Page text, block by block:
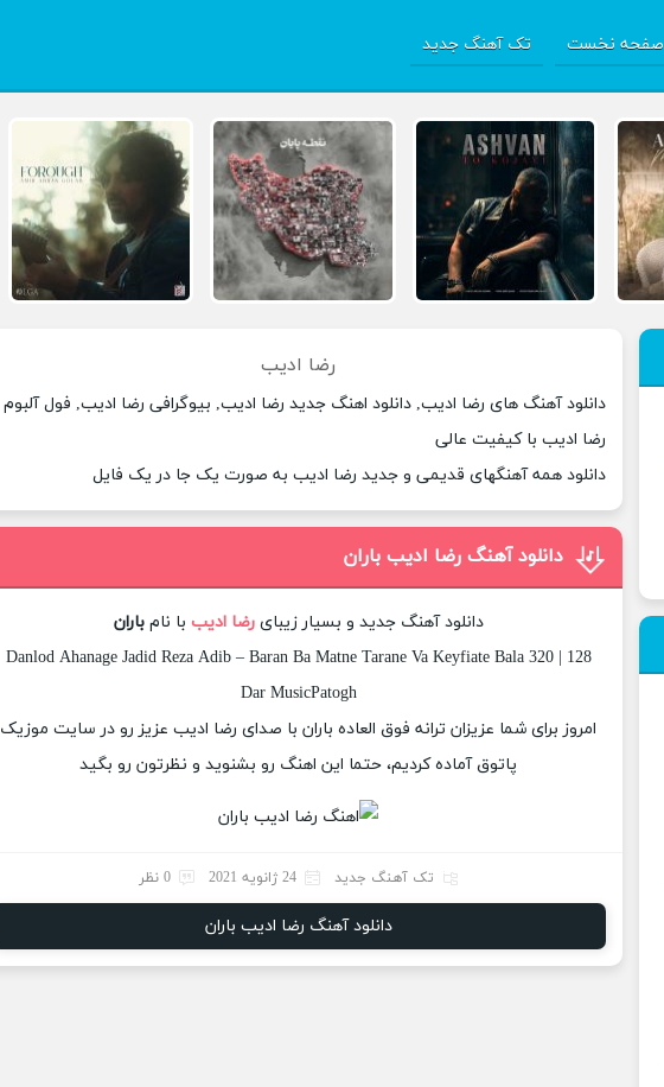
صفحه نخست تک آهنگ جدید
رضا ادیب
دانلود آهنگ های رضا ادیب, دانلود اهنگ جدید رضا ادیب, بیوگرافی رضا ادیب, فول آلبوم
رضا ادیب با کیفیت عالی
دانلود همه آهنگهای قدیمی و جدید رضا ادیب به صورت یک جا در یک فایل
دانلود آهنگ رضا ادیب باران
دانلود آهنگ جدید و بسیار زیبایرضا ادیب با نامباران
Danlod Ahanage Jadid Reza Adib – Baran Ba Matne Tarane Va Keyfiate Bala 320 | 128
Dar MusicPatogh
امروز برای شما عزیزان ترانه فوق العاده باران با صدای رضا ادیب عزیز رو در سایت موزیک
پاتوق آماده کردیم، حتما این اهنگ رو بشنوید و نظرتون رو بگید
تک آهنگ جدید 24 ژانویه 2021 0 نظر
دانلود آهنگ رضا ادیب باران